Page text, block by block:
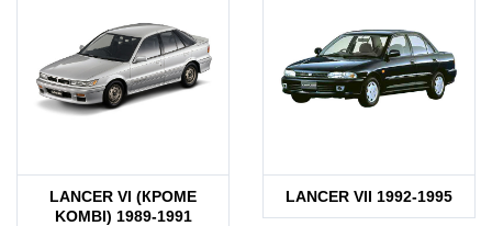
LANCER VI (КРОМЕ
KOMBI) 1989-1991
LANCER VII 1992-1995